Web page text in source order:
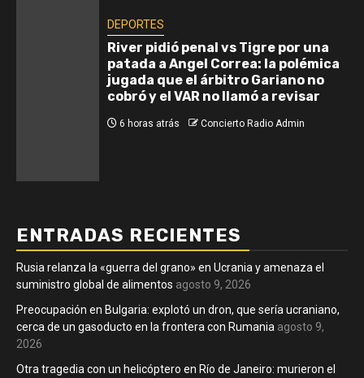
DEPORTES
River pidió penal vs Tigre por una
patada a Angel Correa: la polémica
jugada que el árbitro Gariano no
cobró y el VAR no llamó a revisar
6 horas atrás Concierto Radio Admin
ENTRADAS RECIENTES
Rusia relanza la «guerra del grano» en Ucrania y amenaza el
suministro global de alimentos agosto 9, 2026
Preocupación en Bulgaria: explotó un dron, que sería ucraniano,
cerca de un gasoducto en la frontera con Rumania agosto 9,
2026
Otra tragedia con un helicóptero en Río de Janeiro: murieron el